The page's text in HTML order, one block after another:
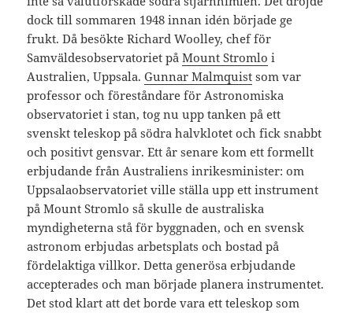
dock till sommaren 1948 innan idén började ge
frukt. Då besökte Richard Woolley, chef för
Samväldesobservatoriet påMount Stromlo i
Australien, Uppsala.Gunnar Malmquist som var
professor och föreståndare för Astronomiska
observatoriet i stan, tog nu upp tanken på ett
svenskt teleskop på södra halvklotet och fick snabbt
och positivt gensvar. Ett år senare kom ett formellt
erbjudande från Australiens inrikesminister: om
Uppsalaobservatoriet ville ställa upp ett instrument
på Mount Stromlo så skulle de australiska
myndigheterna stå för byggnaden, och en svensk
astronom erbjudas arbetsplats och bostad på
fördelaktiga villkor. Detta generösa erbjudande
accepterades och man började planera instrumentet.
Det stod klart att det borde vara ett teleskop som